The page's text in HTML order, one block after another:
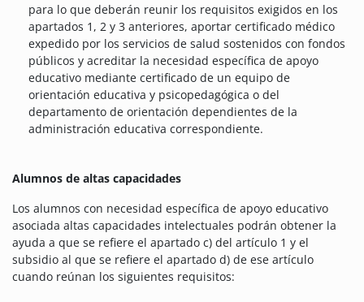
para lo que deberán reunir los requisitos exigidos en los
apartados 1, 2 y 3 anteriores, aportar certificado médico
expedido por los servicios de salud sostenidos con fondos
públicos y acreditar la necesidad específica de apoyo
educativo mediante certificado de un equipo de
orientación educativa y psicopedagógica o del
departamento de orientación dependientes de la
administración educativa correspondiente.
Alumnos de altas capacidades
Los alumnos con necesidad específica de apoyo educativo
asociada altas capacidades intelectuales podrán obtener la
ayuda a que se refiere el apartado c) del artículo 1 y el
subsidio al que se refiere el apartado d) de ese artículo
cuando reúnan los siguientes requisitos: